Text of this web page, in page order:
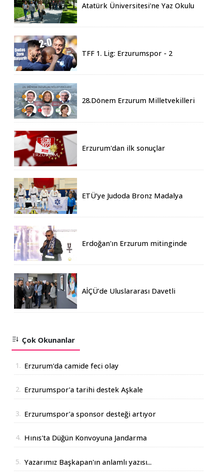
Atatürk Üniversitesi'ne Yaz Okulu
TFF 1. Lig: Erzurumspor - 2
28.Dönem Erzurum Milletvekilleri
Erzurum'dan ilk sonuçlar
ETÜ’ye Judoda Bronz Madalya
Erdoğan'ın Erzurum mitinginde
AİÇÜ’de Uluslararası Davetli
Çok Okunanlar
1. Erzurum'da camide feci olay
2. Erzurumspor'a tarihi destek Aşkale
3. Erzurumspor'a sponsor desteği artıyor
4. Hınıs'ta Düğün Konvoyuna Jandarma
5. Yazarımız Başkapan'ın anlamlı yazısı...